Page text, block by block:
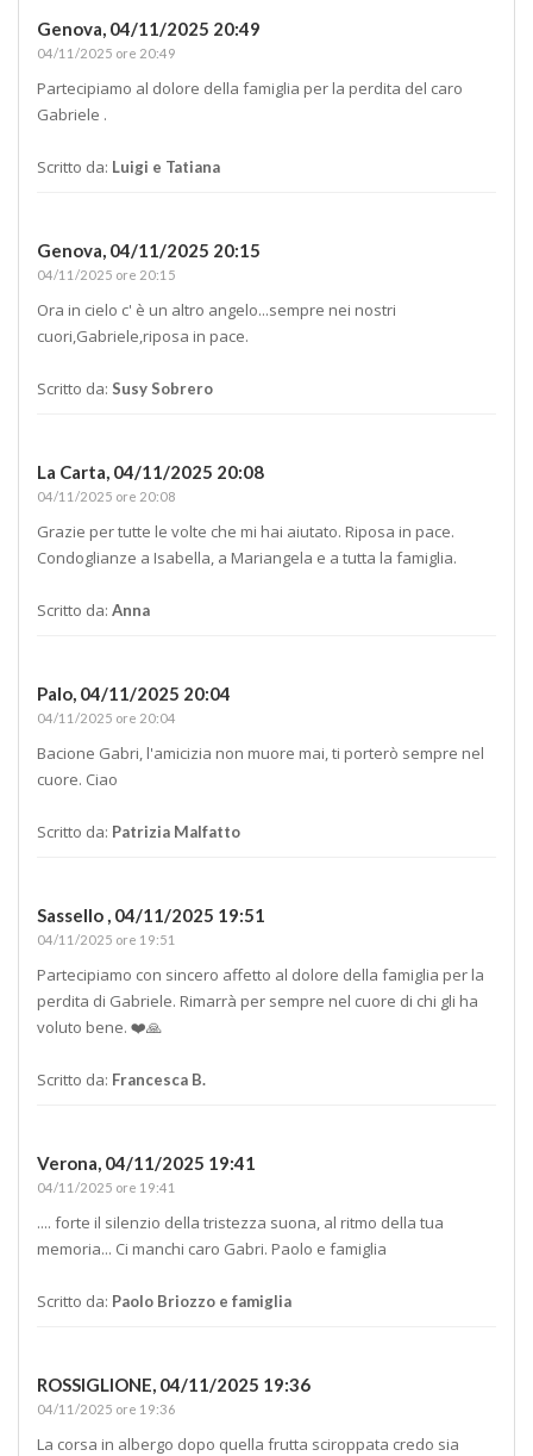
Genova, 04/11/2025 20:49
04/11/2025 ore 20:49
Partecipiamo al dolore della famiglia per la perdita del caro
Gabriele .
Scritto da: Luigi e Tatiana
Genova, 04/11/2025 20:15
04/11/2025 ore 20:15
Ora in cielo c' è un altro angelo...sempre nei nostri
cuori,Gabriele,riposa in pace.
Scritto da: Susy Sobrero
La Carta, 04/11/2025 20:08
04/11/2025 ore 20:08
Grazie per tutte le volte che mi hai aiutato. Riposa in pace.
Condoglianze a Isabella, a Mariangela e a tutta la famiglia.
Scritto da: Anna
Palo, 04/11/2025 20:04
04/11/2025 ore 20:04
Bacione Gabri, l'amicizia non muore mai, ti porterò sempre nel
cuore. Ciao
Scritto da: Patrizia Malfatto
Sassello , 04/11/2025 19:51
04/11/2025 ore 19:51
Partecipiamo con sincero affetto al dolore della famiglia per la
perdita di Gabriele. Rimarrà per sempre nel cuore di chi gli ha
voluto bene. ❤️🙏
Scritto da: Francesca B.
Verona, 04/11/2025 19:41
04/11/2025 ore 19:41
.... forte il silenzio della tristezza suona, al ritmo della tua
memoria... Ci manchi caro Gabri. Paolo e famiglia
Scritto da: Paolo Briozzo e famiglia
ROSSIGLIONE, 04/11/2025 19:36
04/11/2025 ore 19:36
La corsa in albergo dopo quella frutta sciroppata credo sia